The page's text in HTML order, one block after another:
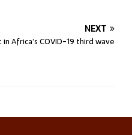
NEXT
Africa’s COVID-19 third wave